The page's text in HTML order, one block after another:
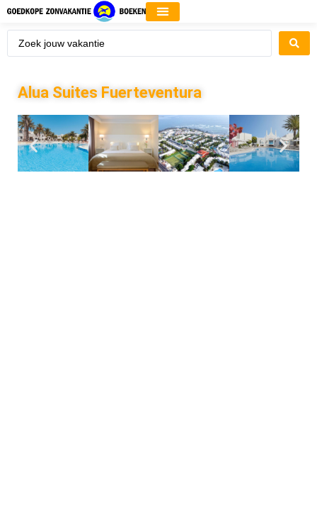
Alua Suites Fuerteventura